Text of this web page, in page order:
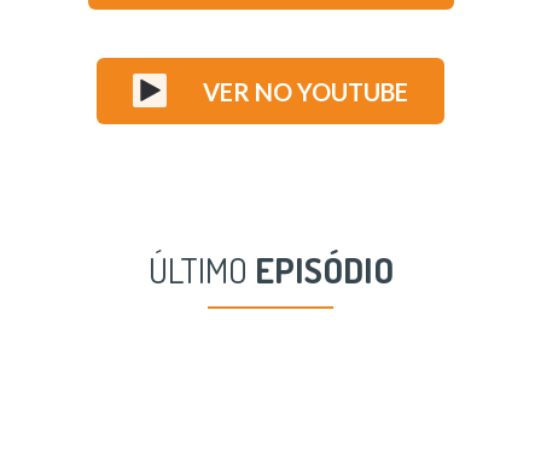
VER NO YOUTUBE
ÚLTIMO EPISÓDIO